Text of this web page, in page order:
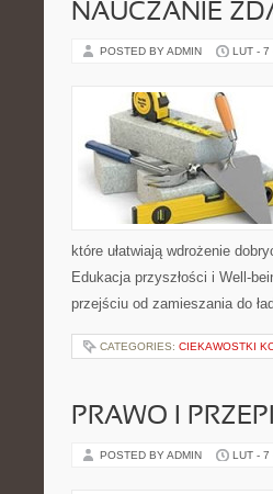
NAUCZANIE
POSTED BY ADMIN LUT - 7
które ułatwiają wdrożenie
Edukacja przyszłości i Well-
przejściu od zamieszania do
CATEGORIES: CIEKAWOSTKI
PRAWO I
POSTED BY ADMIN LUT - 7